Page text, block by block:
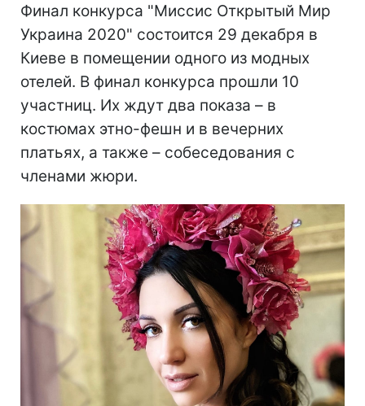
Финал конкурса "Миссис Открытый Мир
Украина 2020" состоится 29 декабря в
Киеве в помещении одного из модных
отелей. В финал конкурса прошли 10
участниц. Их ждут два показа – в
костюмах этно-фешн и в вечерних
платьях, а также – собеседования с
членами жюри.